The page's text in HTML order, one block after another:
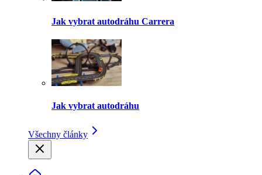
Jak vybrat autodráhu Carrera
Jak vybrat autodráhu
Všechny články